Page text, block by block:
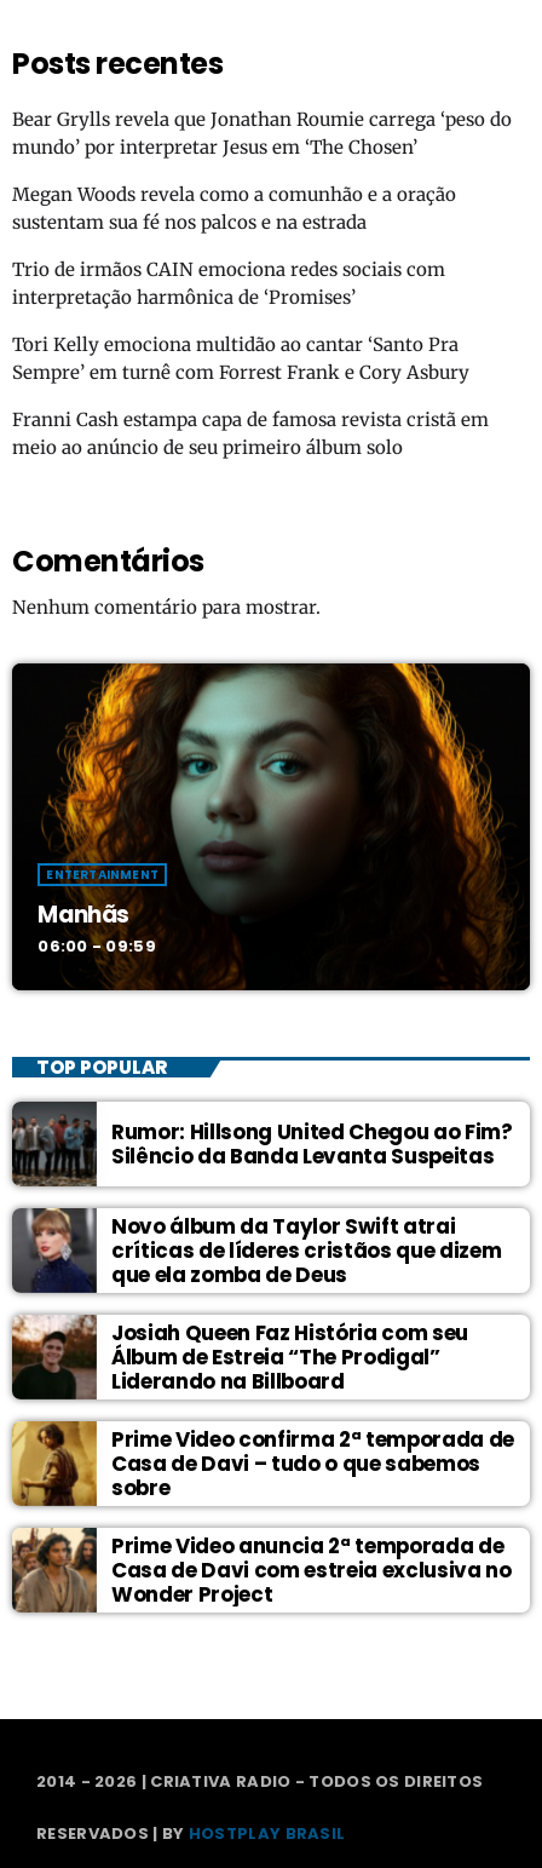
Posts recentes
Bear Grylls revela que Jonathan Roumie carrega ‘peso do
mundo’ por interpretar Jesus em ‘The Chosen’
Megan Woods revela como a comunhão e a oração
sustentam sua fé nos palcos e na estrada
Trio de irmãos CAIN emociona redes sociais com
interpretação harmônica de ‘Promises’
Tori Kelly emociona multidão ao cantar ‘Santo Pra
Sempre’ em turnê com Forrest Frank e Cory Asbury
Franni Cash estampa capa de famosa revista cristã em
meio ao anúncio de seu primeiro álbum solo
Comentários
Nenhum comentário para mostrar.
ENTERTAINMENT
Manhãs
06:00 - 09:59
TOP POPULAR
Rumor: Hillsong United Chegou ao Fim?
Silêncio da Banda Levanta Suspeitas
Novo álbum da Taylor Swift atrai
críticas de líderes cristãos que dizem
que ela zomba de Deus
Josiah Queen Faz História com seu
Álbum de Estreia “The Prodigal”
Liderando na Billboard
Prime Video confirma 2ª temporada de
Casa de Davi – tudo o que sabemos
sobre
Prime Video anuncia 2ª temporada de
Casa de Davi com estreia exclusiva no
Wonder Project
2014 - 2026 | CRIATIVA RADIO - TODOS OS DIREITOS
RESERVADOS | BY HOSTPLAY BRASIL